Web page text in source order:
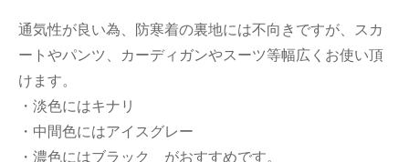
通気性が良い為、防寒着の裏地には不向きですが、スカ
ートやパンツ、カーディガンやスーツ等幅広くお使い頂
けます。
・淡色にはキナリ
・中間色にはアイスグレー
・濃色にはブラック がおすすめです。